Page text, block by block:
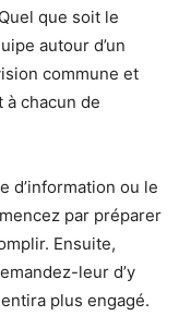
que soit le
autour d’un
commune et
à chacun de
d’information ou le
par préparer
Ensuite,
leur d’y
plus engagé.